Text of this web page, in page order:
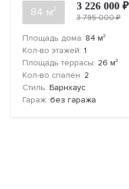
84 м2 3 226 000 ₽
3 795 000 ₽
Площадь дома: 84 м2
Кол-во этажей: 1
Площадь террасы: 26 м2
Кол-во спален: 2
Стиль: Барнхаус
Гараж: без гаража